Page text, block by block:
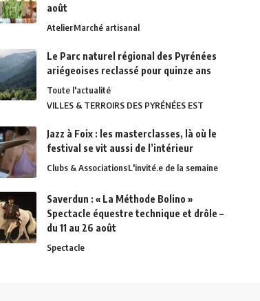
août
AtelierMarché artisanal
Le Parc naturel régional des Pyrénées
ariégeoises reclassé pour quinze ans
Toute l'actualité
VILLES & TERROIRS DES PYRÉNÉES EST
Jazz à Foix : les masterclasses, là où le
festival se vit aussi de l’intérieur
Clubs & AssociationsL'invité.e de la semaine
Saverdun : « La Méthode Bolino »
Spectacle équestre technique et drôle –
du 11 au 26 août
Spectacle